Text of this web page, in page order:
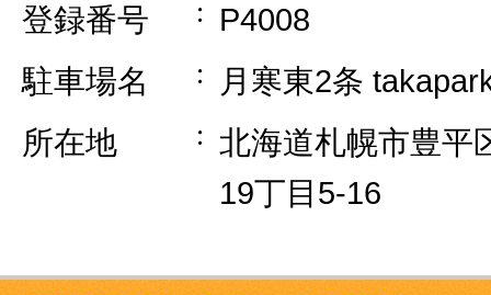
登録番号
P4008
駐車場名
月寒東2条
所在地
北海道札幌市豊平
19丁目5-16